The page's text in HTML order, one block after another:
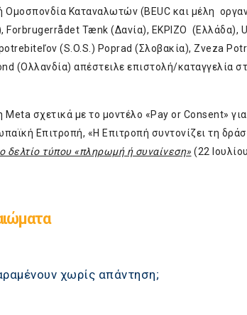
Ομοσπονδία Καταναλωτών (BEUC και μέλη
Tænk (Δανία), EKPIZO (Ελλάδα),
(S.O.S.) Poprad (Σλοβακία), Zveza
(Ολλανδία) απέστειλε επιστολή/καταγγελία
Meta σχετικά με το μοντέλο «Pay or Consent»
Επιτροπή, «Η Επιτροπή συντονίζει τη
δελτίο τύπου «πληρωμή ή συναίνεση» (22
χωρίς απάντηση;